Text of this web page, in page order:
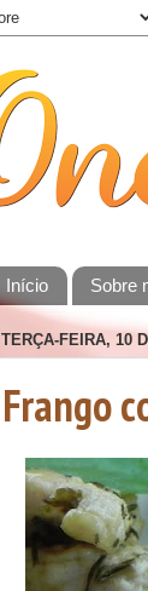
Início Sobre
TERÇA-FEIRA, 10
Frango